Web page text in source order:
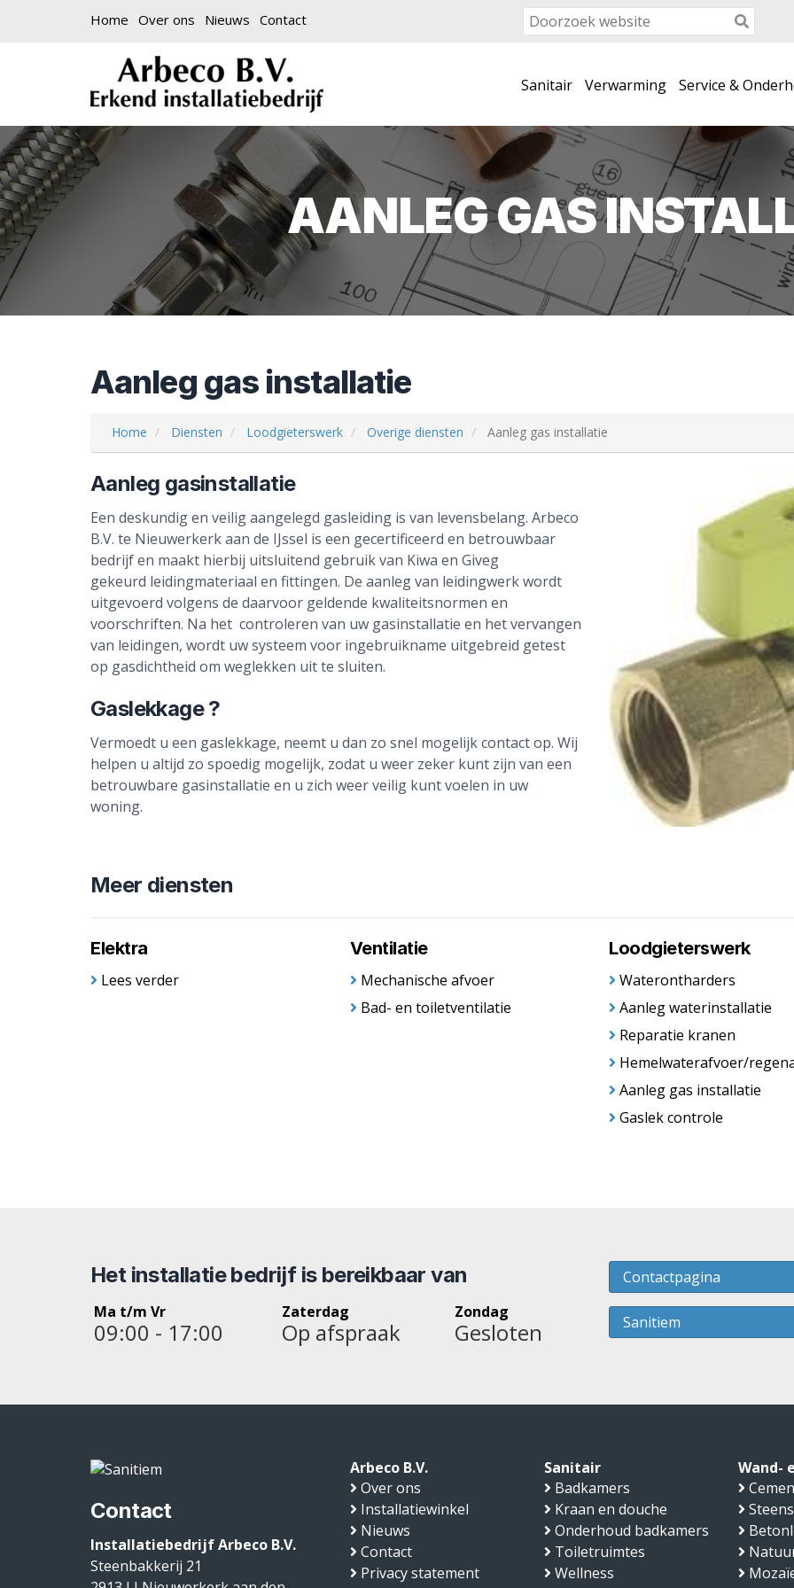
Home Over ons Nieuws Contact
Sanitair Verwarming Service &
AANLEG GAS
Aanleg gas installatie
Home Diensten Loodgieterswerk Overige diensten Aanleg gas installatie
Aanleg gasinstallatie
Een deskundig en veilig aangelegd gasleiding is van levensbelang. Arbeco
B.V. te Nieuwerkerk aan de IJssel is een gecertificeerd en betrouwbaar
bedrijf en maakt hierbij uitsluitend gebruik van Kiwa en Giveg
gekeurd leidingmateriaal en fittingen. De aanleg van leidingwerk wordt
uitgevoerd volgens de daarvoor geldende kwaliteitsnormen en
voorschriften. Na het controleren van uw gasinstallatie en het vervangen
van leidingen, wordt uw systeem voor ingebruikname uitgebreid getest
op gasdichtheid om weglekken uit te sluiten.
Gaslekkage ?
Vermoedt u een gaslekkage, neemt u dan zo snel mogelijk contact op. Wij
helpen u altijd zo spoedig mogelijk, zodat u weer zeker kunt zijn van een
betrouwbare gasinstallatie en u zich weer veilig kunt voelen in uw
woning.
Meer diensten
Elektra
Lees verder
Ventilatie
Mechanische afvoer
Bad- en toiletventilatie
Loodgieterswerk
Waterontharders
Aanleg waterinstallatie
Reparatie kranen
Hemelwaterafvoer/
Aanleg gas installatie
Gaslek controle
Het installatie bedrijf is bereikbaar van
Ma t/m Vr
09:00 - 17:00
Zaterdag
Op afspraak
Zondag
Gesloten
Contactpagina
Sanitiem
Contact
Installatiebedrijf Arbeco B.V.
Steenbakkerij 21
Arbeco B.V.
Over ons
Installatiewinkel
Nieuws
Contact
Privacy statement
Sanitair
Badkamers
Kraan en douche
Onderhoud badkamers
Toiletruimtes
Wellness
Wand-